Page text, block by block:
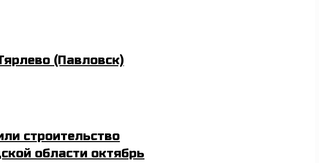
(Павловск)
строительство
области октябрь